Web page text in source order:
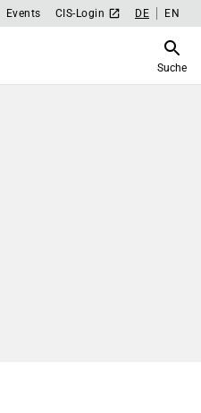
Events CIS-Login DE EN
Suche